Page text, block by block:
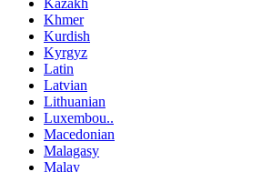
Kazakh
Khmer
Kurdish
Kyrgyz
Latin
Latvian
Lithuanian
Luxembou..
Macedonian
Malagasy
Malay